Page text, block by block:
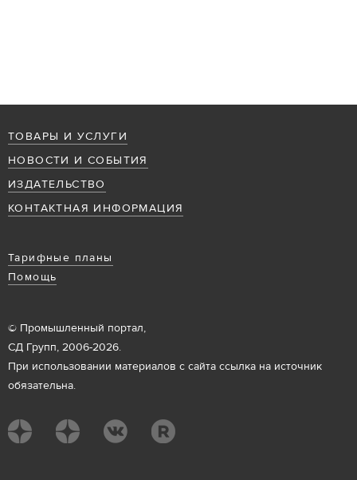
ТОВАРЫ И УСЛУГИ
НОВОСТИ И СОБЫТИЯ
ИЗДАТЕЛЬСТВО
КОНТАКТНАЯ ИНФОРМАЦИЯ
Тарифные планы
Помощь
© Промышленный портал,
СД Групп, 2006-2026.
При использовании материалов с сайта ссылка на источник
обязательна.